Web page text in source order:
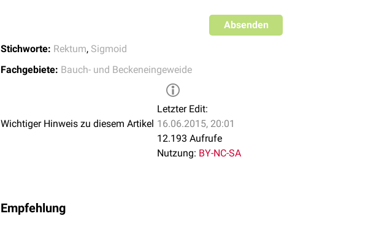
Absenden
Stichworte: Rektum, Sigmoid
Fachgebiete: Bauch- und Beckeneingeweide
Wichtiger Hinweis zu diesem Artikel
Letzter Edit:
16.06.2015, 20:01
12.193 Aufrufe
Nutzung: BY-NC-SA
Empfehlung